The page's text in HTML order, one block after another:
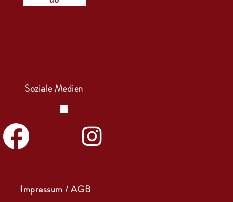
Soziale Medien
Impressum / AGB